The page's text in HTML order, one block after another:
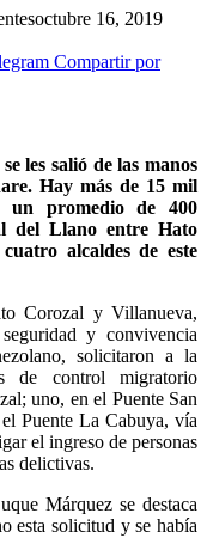
octubre 16, 2019
Compartir por
les salió de las manos
Hay más de 15 mil
un promedio de 400
del Llano entre Hato
alcaldes de este
Corozal y Villanueva,
y convivencia
solicitaron a la
de control migratorio
uno, en el Puente San
Puente La Cabuya, vía
el ingreso de personas
delictivas.
Márquez se destaca
esta solicitud y se había